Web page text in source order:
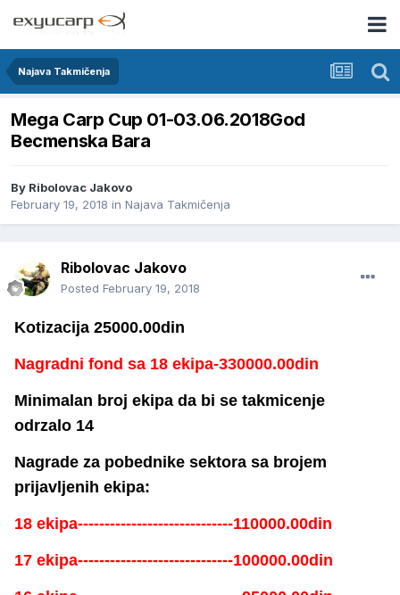
Najava Takmičenja
Mega Carp Cup 01-03.06.2018God
Becmenska Bara
By Ribolovac Jakovo
February 19, 2018 in Najava Takmičenja
Ribolovac Jakovo
Posted February 19, 2018
Kotizacija 25000.00din
Nagradni fond sa 18 ekipa-330000.00din
Minimalan broj ekipa da bi se takmicenje
odrzalo 14
Nagrade za pobednike sektora sa brojem
prijavljenih ekipa:
18 ekipa-----------------------------110000.00din
17 ekipa-----------------------------100000.00din